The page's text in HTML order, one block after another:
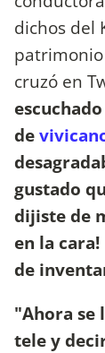
dichos del
cruzó en
de
gustado
dijiste de
en la
de
"Ahora se
tele y